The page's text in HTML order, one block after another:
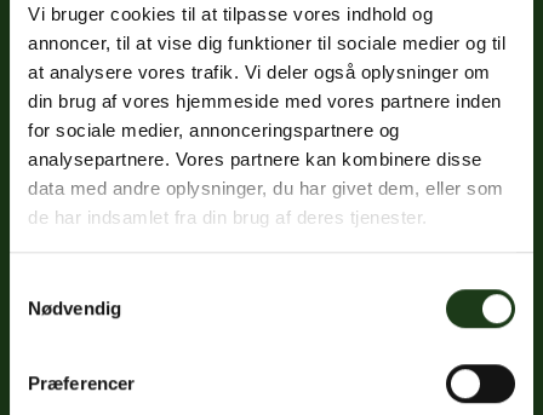
Vi bruger cookies til at tilpasse vores indhold og
annoncer, til at vise dig funktioner til sociale medier og til
at analysere vores trafik. Vi deler også oplysninger om
din brug af vores hjemmeside med vores partnere inden
for sociale medier, annonceringspartnere og
analysepartnere. Vores partnere kan kombinere disse
data med andre oplysninger, du har givet dem, eller som
de har indsamlet fra din brug af deres tjenester.
Nødvendig
Præferencer
7100 Vejle
CVR: 32334512
Trustpilot
Sociale medier
Instagram
Google